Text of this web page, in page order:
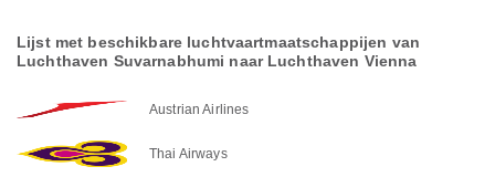
Lijst met beschikbare luchtvaartmaatschappijen van
Luchthaven Suvarnabhumi naar Luchthaven Vienna
Austrian Airlines
Thai Airways